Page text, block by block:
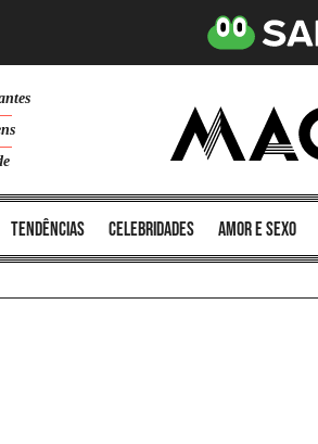
tendências celebridades amor e sexo